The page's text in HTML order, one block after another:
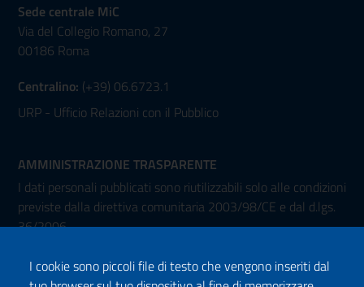
Sede centrale MiC
Via del Collegio Romano, 27
00186 Roma
Centralino: (+39) 06.6723.1
URP - Ufficio Relazioni con il Pubblico
AMMINISTRAZIONE TRASPARENTE
I dati personali pubblicati sono riutilizzabili solo alle condizioni
previste dalla direttiva comunitaria 2003/98/CE e dal d.lgs.
36/2006
I cookie sono piccoli file di testo che vengono inseriti dal